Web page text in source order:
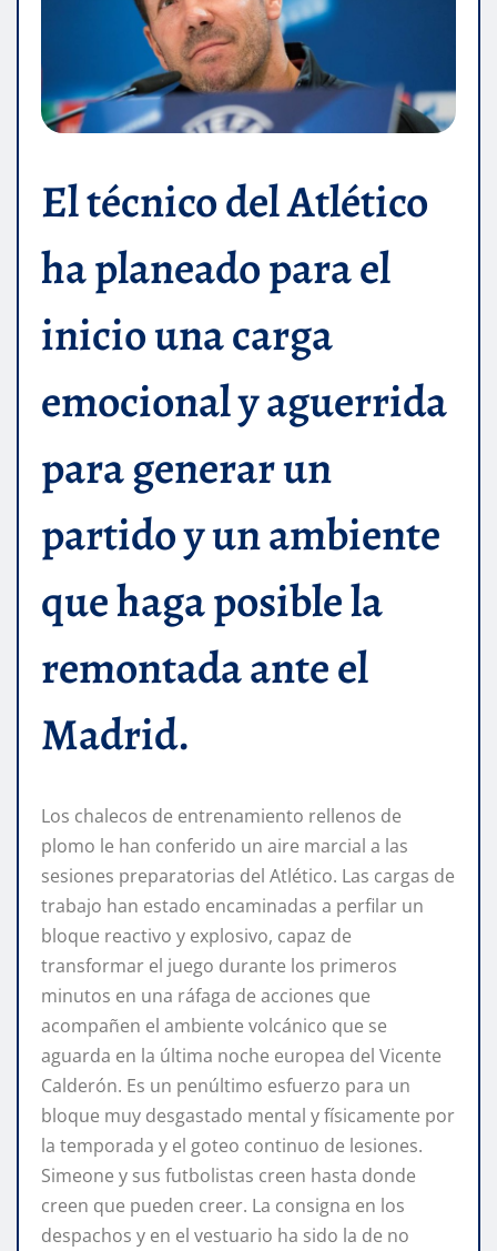
El técnico del Atlético
ha planeado para el
inicio una carga
emocional y aguerrida
para generar un
partido y un ambiente
que haga posible la
remontada ante el
Madrid.
Los chalecos de entrenamiento rellenos de
plomo le han conferido un aire marcial a las
sesiones preparatorias del Atlético. Las cargas de
trabajo han estado encaminadas a perfilar un
bloque reactivo y explosivo, capaz de
transformar el juego durante los primeros
minutos en una ráfaga de acciones que
acompañen el ambiente volcánico que se
aguarda en la última noche europea del Vicente
Calderón. Es un penúltimo esfuerzo para un
bloque muy desgastado mental y físicamente por
la temporada y el goteo continuo de lesiones.
Simeone y sus futbolistas creen hasta donde
creen que pueden creer. La consigna en los
despachos y en el vestuario ha sido la de no